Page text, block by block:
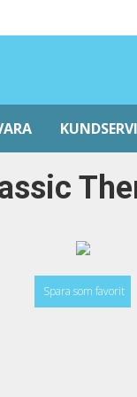
Spara som favorit